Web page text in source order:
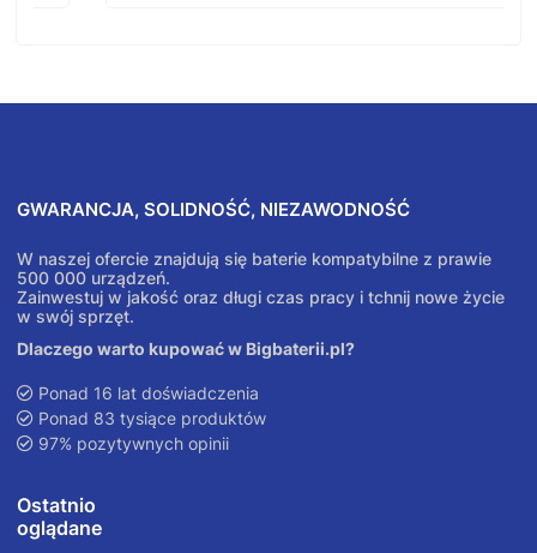
GWARANCJA, SOLIDNOŚĆ, NIEZAWODNOŚĆ
W naszej ofercie znajdują się baterie kompatybilne z prawie
500 000 urządzeń.
Zainwestuj w jakość oraz długi czas pracy i tchnij nowe życie
w swój sprzęt.
Dlaczego warto kupować w Bigbaterii.pl?
Ponad 16 lat doświadczenia
Ponad 83 tysiące produktów
97% pozytywnych opinii
Ostatnio
oglądane